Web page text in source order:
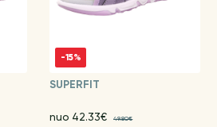
-15%
SUPERFIT
nuo 42.33€ 49.80€